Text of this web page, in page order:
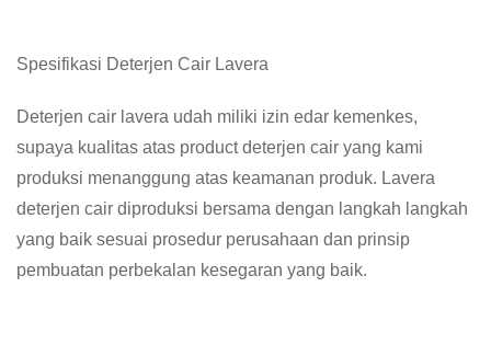
Spesifikasi Deterjen Cair Lavera
Deterjen cair lavera udah miliki izin edar kemenkes,
supaya kualitas atas product deterjen cair yang kami
produksi menanggung atas keamanan produk. Lavera
deterjen cair diproduksi bersama dengan langkah langkah
yang baik sesuai prosedur perusahaan dan prinsip
pembuatan perbekalan kesegaran yang baik.